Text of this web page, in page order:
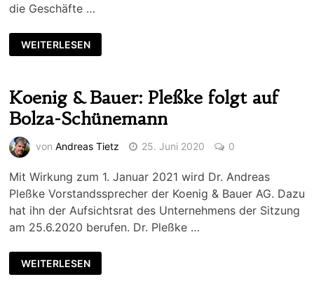
die Geschäfte …
WEITERLESEN
Koenig & Bauer: Pleßke folgt auf
Bolza-Schünemann
von Andreas Tietz 25. Juni 2020 0
Mit Wirkung zum 1. Januar 2021 wird Dr. Andreas
Pleßke Vorstandssprecher der Koenig & Bauer AG. Dazu
hat ihn der Aufsichtsrat des Unternehmens der Sitzung
am 25.6.2020 berufen. Dr. Pleßke …
WEITERLESEN